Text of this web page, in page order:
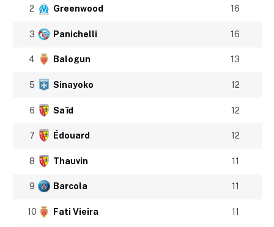
2 Greenwood 16
3 Panichelli 16
4 Balogun 13
5 Sinayoko 12
6 Saïd 12
7 Édouard 12
8 Thauvin 11
9 Barcola 11
10 Fati Vieira 11